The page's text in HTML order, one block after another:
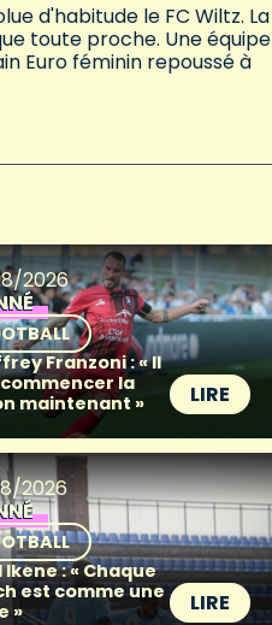
d'habitude le FC Wiltz. La
toute proche. Une équipe
Euro féminin repoussé à
2026
Franzoni : « Il
la
maintenant »
LIRE
2026
Ikene : « Chaque
est comme une
»
LIRE